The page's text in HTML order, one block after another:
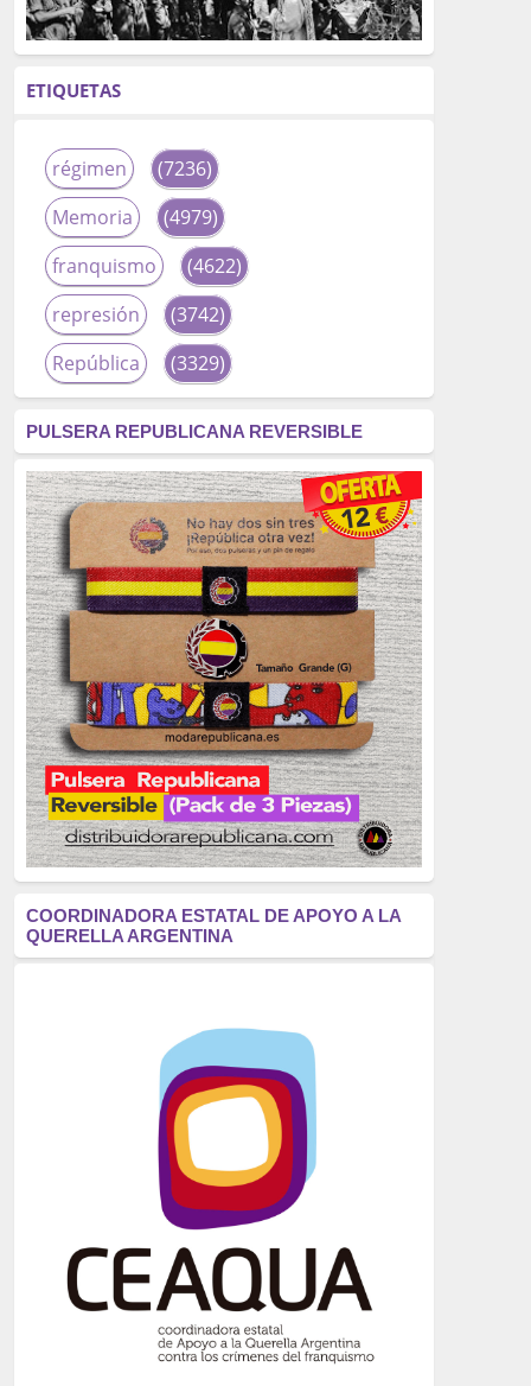
ETIQUETAS
régimen
(7236)
Memoria
(4979)
franquismo
(4622)
represión
(3742)
República
(3329)
fascismo
(2677)
tardofranquismo
(2320)
Actualidad
(2319)
monarquía
(2253)
borbones
(2176)
Cultura
(2163)
Guerra
(1674)
genocidio
(1234)
mujer
(1070)
Eventos
(914)
Crímenes del franquismo
(721)
(699)
(607)
neofranquismo
(567)
Justicia Universal
Derechos Humanos
(522)
Nacionalcatolicismo
(514)
PULSERA REPUBLICANA REVERSIBLE
COORDINADORA ESTATAL DE APOYO A LA
QUERELLA ARGENTINA